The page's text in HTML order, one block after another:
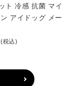
ト 冷感 抗菌 マイ
アイドッグ メー
(税込)